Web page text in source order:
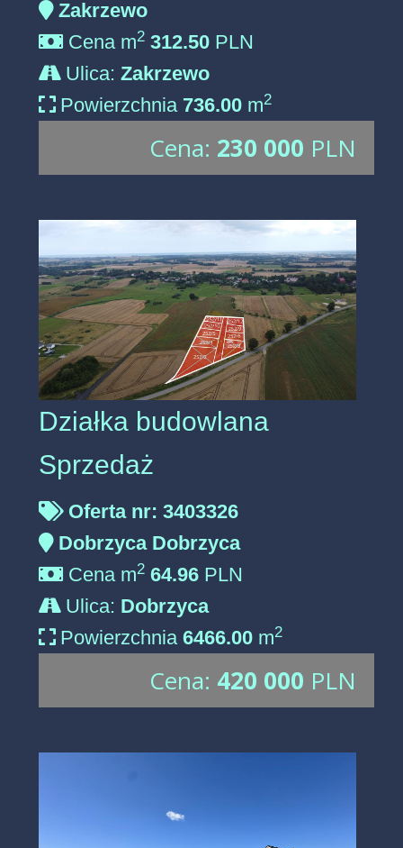
Zakrzewo
Cena m2 312.50 PLN
Ulica:Zakrzewo
Powierzchnia 736.00 m2
Cena: 230 000 PLN
Działka budowlana
Sprzedaż
Oferta nr: 3403326
Dobrzyca Dobrzyca
Cena m2 64.96 PLN
Ulica: Dobrzyca
Powierzchnia6466.00 m2
Cena: 420 000 PLN